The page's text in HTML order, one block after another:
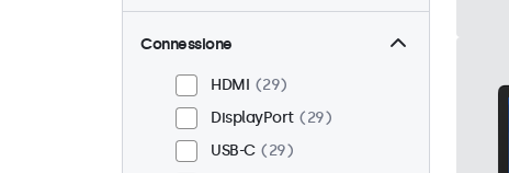
Connessione
HDMI
29
DisplayPort
29
USB-C
29